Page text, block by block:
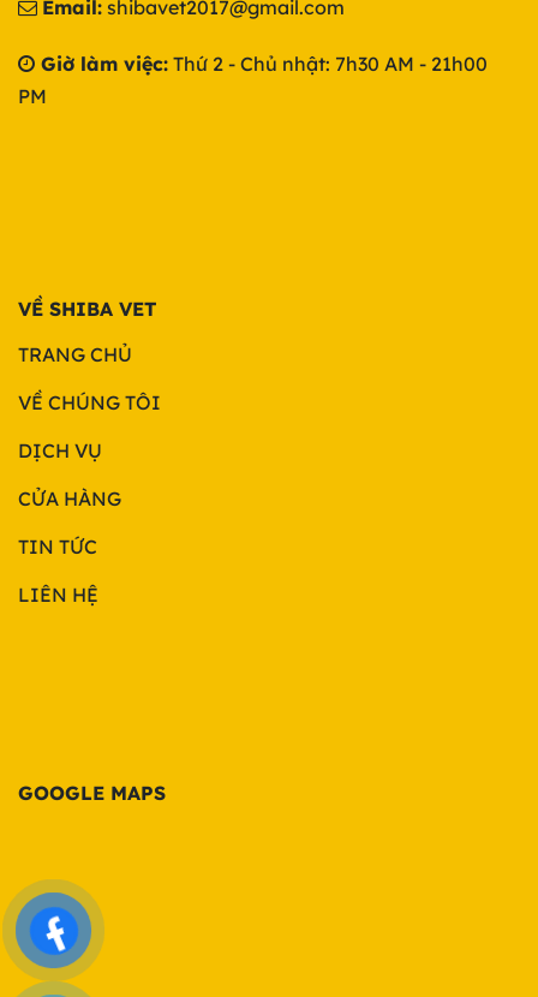
Email: shibavet2017@gmail.com
Giờ làm việc: Thứ 2 - Chủ nhật: 7h30 AM - 21h00
PM
VỀ SHIBA VET
TRANG CHỦ
VỀ CHÚNG TÔI
DỊCH VỤ
CỬA HÀNG
TIN TỨC
LIÊN HỆ
GOOGLE MAPS